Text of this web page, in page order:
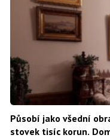
Působí jako všední
stovek tisíc korun.